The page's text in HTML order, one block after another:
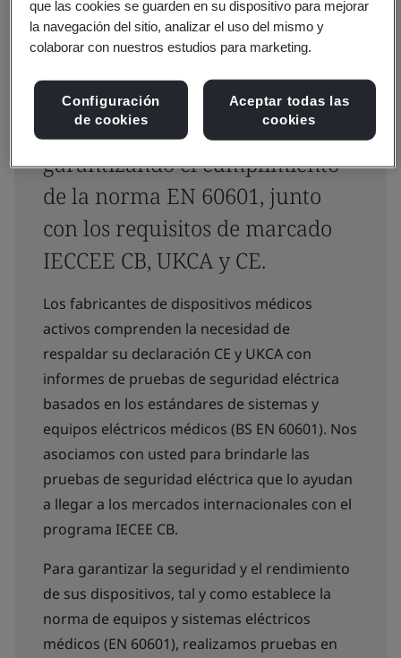
seguridad eléctrica para
dispositivos médicos activos,
garantizando el cumplimiento
de la norma EN 60601, junto
con los requisitos de marcado
IECCEE CB, UKCA y CE.
Los fabricantes de dispositivos médicos
activos comprenden la necesidad de
respaldar su declaración CE y UKCA con
informes de pruebas de seguridad eléctrica
basados en los estándares de sistemas y
equipos eléctricos médicos (BS EN 60601). Nos
asociamos con usted para brindarle las
pruebas de seguridad eléctrica que lo ayudan
a llegar a los mercados internacionales con el
programa IECEE CB.
Para garantizar la seguridad y el rendimiento
de sus dispositivos, tal y como establece la
norma de equipos y sistemas eléctricos
médicos (EN 60601), realizamos pruebas en
que las cookies se guarden en su dispositivo para mejorar
la navegación del sitio, analizar el uso del mismo y
colaborar con nuestros estudios para marketing.
Configuración
de cookies
Aceptar todas las
cookies